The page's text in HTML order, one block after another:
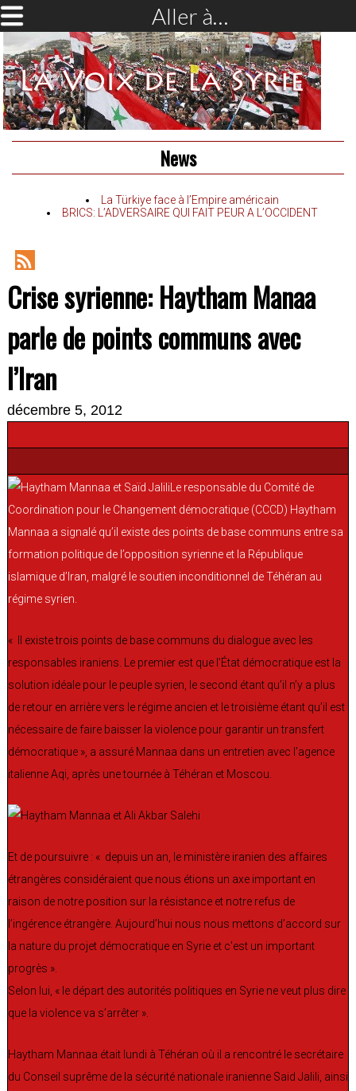
Aller à…
News
La Türkiye face à l’Empire américain
BRICS: L’ADVERSAIRE QUI FAIT PEUR A L’OCCIDENT
RSS
Feed
Crise syrienne: Haytham Manaa
parle de points communs avec
l’Iran
décembre 5, 2012
Le responsable du Comité de
Coordination pour le Changement démocratique (CCCD) Haytham
Mannaa a signalé qu’il existe des points de base communs entre sa
formation politique de l’opposition syrienne et la République
islamique d’Iran, malgré le soutien inconditionnel de Téhéran au
régime syrien.
« Il existe trois points de base communs du dialogue avec les
responsables iraniens. Le premier est que l’État démocratique est la
solution idéale pour le peuple syrien, le second étant qu’il n’y a plus
de retour en arrière vers le régime ancien et le troisième étant qu’il est
nécessaire de faire baisser la violence pour garantir un transfert
démocratique », a assuré Mannaa dans un entretien avec l’agence
italienne Aqi, après une tournée à Téhéran et Moscou.
Et de poursuivre : « depuis un an, le ministère iranien des affaires
étrangères considéraient que nous étions un axe important en
raison de notre position sur la résistance et notre refus de
l’ingérence étrangère. Aujourd’hui nous nous mettons d’accord sur
la nature du projet démocratique en Syrie et c’est un important
progrès ».
Selon lui, « le départ des autorités politiques en Syrie ne veut plus dire
que la violence va s’arrêter ».
Haytham Mannaa était lundi à Téhéran où il a rencontré le secrétaire
du Conseil suprême de la sécurité nationale iranienne Said Jalili, ainsi